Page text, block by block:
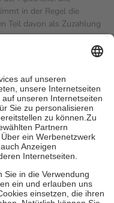
in der Regel die
Teil davon als Zuzahlung
in Höhe von zehn
mehr als die
für Online-Apotheken.
beträgt die
zehn Euro je
ihre eigene Gesundheit
Familie zu unterstützen,
18. Lebensjahr